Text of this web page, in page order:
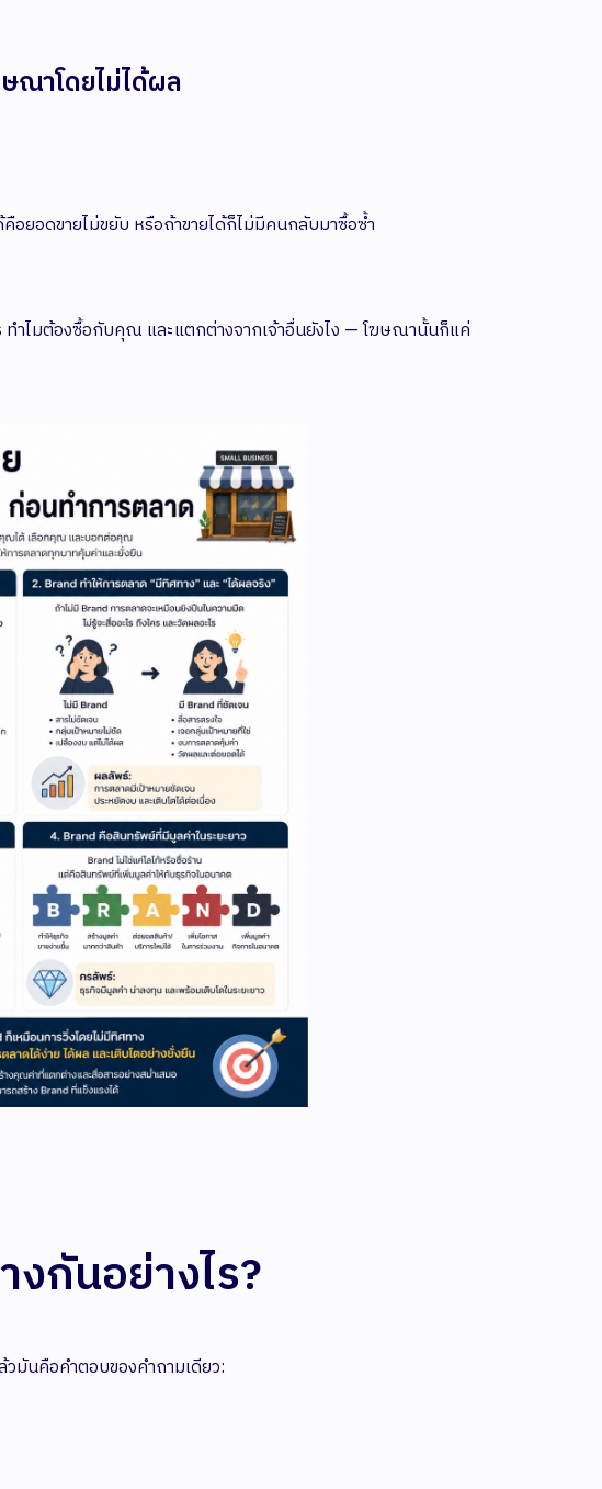
ณาโดยไม่ได้ผล
อยอดขายไม่ขยับ หรือถ้าขายได้ก็ไม่มีคนกลับมาซื้อซ้ำ
ำไมต้องซื้อกับคุณ และแตกต่างจากเจ้าอื่นยังไง — โฆษณานั้นก็แค่
กันอย่างไร?
มันคือคำตอบของคำถามเดียว: